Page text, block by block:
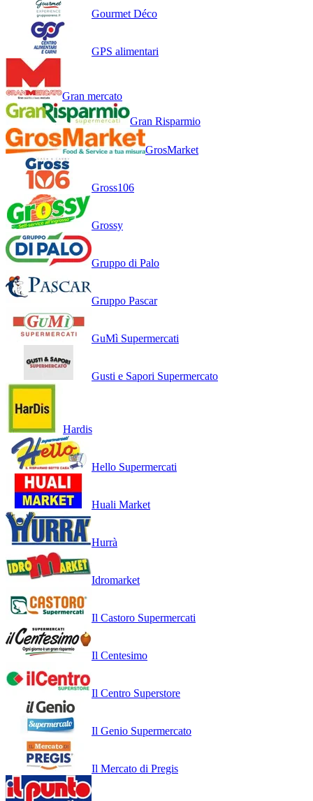
Gourmet Déco
GPS alimentari
Gran mercato
Gran Risparmio
GrosMarket
Gross106
Grossy
Gruppo di Palo
Gruppo Pascar
GuMì Supermercati
Gusti e Sapori Supermercato
Hardis
Hello Supermercati
Huali Market
Hurrà
Idromarket
Il Castoro Supermercati
Il Centesimo
Il Centro Superstore
Il Genio Supermercato
Il Mercato di Pregis